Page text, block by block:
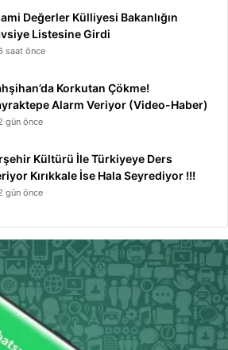
Değerler Külliyesi Bakanlığın
Listesine Girdi
saat önce
Korkutan Çökme!
Alarm Veriyor (Video-Haber)
gün önce
Kültürü İle Türkiyeye Ders
Kırıkkale İse Hala Seyrediyor !!!
gün önce